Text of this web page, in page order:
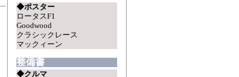
◆ポスター
ロータスF1
Goodwood
クラシックレース
マックィーン
整備書
◆クルマ